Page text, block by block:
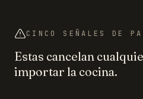
CINCO SEÑALES DE
Estas cancelan
importar la cocina.